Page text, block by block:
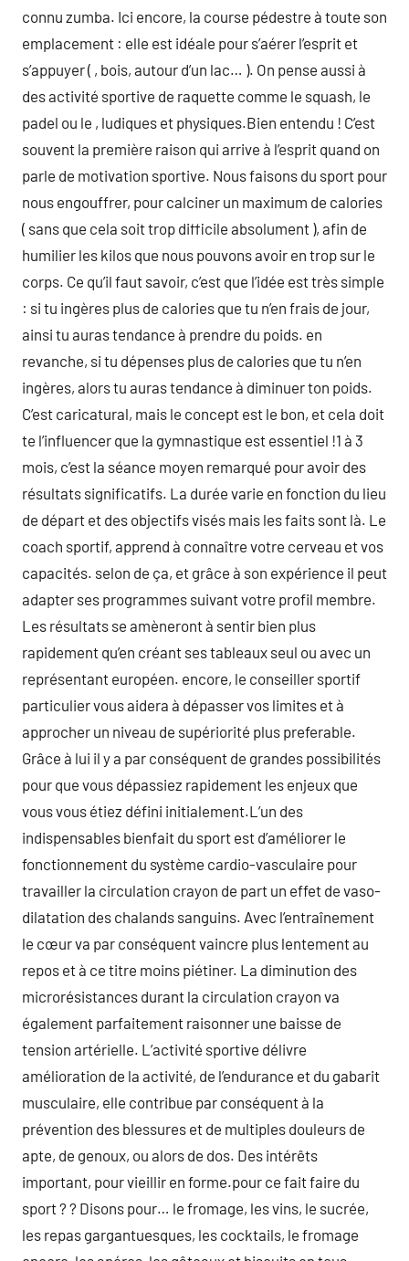
connu zumba. Ici encore, la course pédestre à toute son
emplacement : elle est idéale pour s’aérer l’esprit et
s’appuyer ( , bois, autour d’un lac… ). On pense aussi à
des activité sportive de raquette comme le squash, le
padel ou le , ludiques et physiques.Bien entendu ! C’est
souvent la première raison qui arrive à l’esprit quand on
parle de motivation sportive. Nous faisons du sport pour
nous engouffrer, pour calciner un maximum de calories
( sans que cela soit trop difficile absolument ), afin de
humilier les kilos que nous pouvons avoir en trop sur le
corps. Ce qu’il faut savoir, c’est que l’idée est très simple
: si tu ingères plus de calories que tu n’en frais de jour,
ainsi tu auras tendance à prendre du poids. en
revanche, si tu dépenses plus de calories que tu n’en
ingères, alors tu auras tendance à diminuer ton poids.
C’est caricatural, mais le concept est le bon, et cela doit
te l’influencer que la gymnastique est essentiel !1 à 3
mois, c’est la séance moyen remarqué pour avoir des
résultats significatifs. La durée varie en fonction du lieu
de départ et des objectifs visés mais les faits sont là. Le
coach sportif, apprend à connaître votre cerveau et vos
capacités. selon de ça, et grâce à son expérience il peut
adapter ses programmes suivant votre profil membre.
Les résultats se amèneront à sentir bien plus
rapidement qu’en créant ses tableaux seul ou avec un
représentant européen. encore, le conseiller sportif
particulier vous aidera à dépasser vos limites et à
approcher un niveau de supériorité plus preferable.
Grâce à lui il y a par conséquent de grandes possibilités
pour que vous dépassiez rapidement les enjeux que
vous vous étiez défini initialement.L’un des
indispensables bienfait du sport est d’améliorer le
fonctionnement du système cardio-vasculaire pour
travailler la circulation crayon de part un effet de vaso-
dilatation des chalands sanguins. Avec l’entraînement
le cœur va par conséquent vaincre plus lentement au
repos et à ce titre moins piétiner. La diminution des
microrésistances durant la circulation crayon va
également parfaitement raisonner une baisse de
tension artérielle. L’activité sportive délivre
amélioration de la activité, de l’endurance et du gabarit
musculaire, elle contribue par conséquent à la
prévention des blessures et de multiples douleurs de
apte, de genoux, ou alors de dos. Des intérêts
important, pour vieillir en forme.pour ce fait faire du
sport ? ? Disons pour… le fromage, les vins, le sucrée,
les repas gargantuesques, les cocktails, le fromage